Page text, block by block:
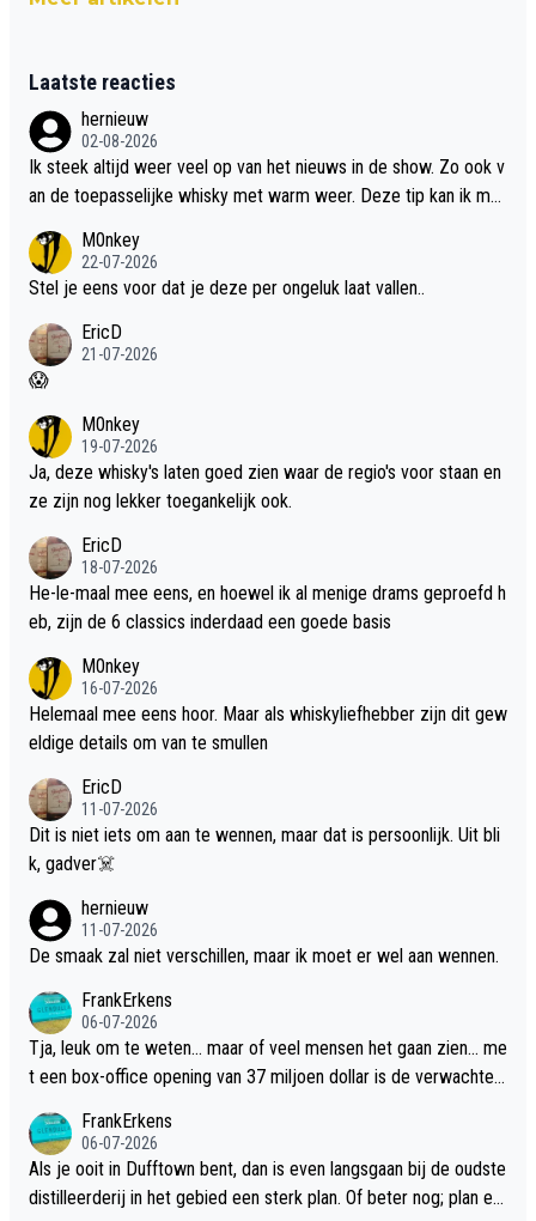
Laatste reacties
hernieuw
02-08-2026
Ik steek altijd weer veel op van het nieuws in de show. Zo ook v
an de toepasselijke whisky met warm weer. Deze tip kan ik met
M0nkey
22-07-2026
Stel je eens voor dat je deze per ongeluk laat vallen..
EricD
21-07-2026
😱
M0nkey
19-07-2026
Ja, deze whisky's laten goed zien waar de regio's voor staan en
ze zijn nog lekker toegankelijk ook.
EricD
18-07-2026
He-le-maal mee eens, en hoewel ik al menige drams geproefd h
eb, zijn de 6 classics inderdaad een goede basis
M0nkey
16-07-2026
Helemaal mee eens hoor. Maar als whiskyliefhebber zijn dit gew
eldige details om van te smullen
EricD
11-07-2026
Dit is niet iets om aan te wennen, maar dat is persoonlijk. Uit bli
k, gadver☠️
hernieuw
11-07-2026
De smaak zal niet verschillen, maar ik moet er wel aan wennen.
FrankErkens
06-07-2026
Tja, leuk om te weten... maar of veel mensen het gaan zien... me
t een box-office opening van 37 miljoen dollar is de verwachte
FrankErkens
06-07-2026
Als je ooit in Dufftown bent, dan is even langsgaan bij de oudste
distilleerderij in het gebied een sterk plan. Of beter nog; plan ee